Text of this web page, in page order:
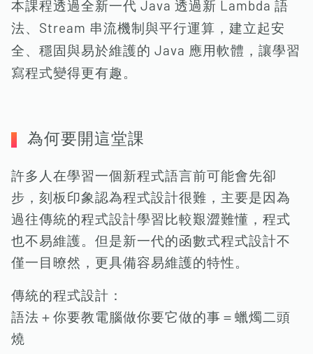
本課程透過全新一代 Java 透過新 Lambda 語
法、Stream 串流機制與平行運算，建立起安
全、穩固與易於維護的 Java 應用軟體，讓學習
寫程式變得更有趣。
為何要開這堂課
許多人在學習一個新程式語言前可能會先卻
步，刻板印象認為程式設計很難，主要是因為
過往傳統的程式設計學習比較艱澀難懂，程式
也不易維護。但是新一代的函數式程式設計不
僅一目暸然，更具備容易維護的特性。
傳統的程式設計：
語法＋你要教電腦做你要它做的事＝蠟燭二頭
燒